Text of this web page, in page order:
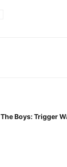
The Boys: Trigger